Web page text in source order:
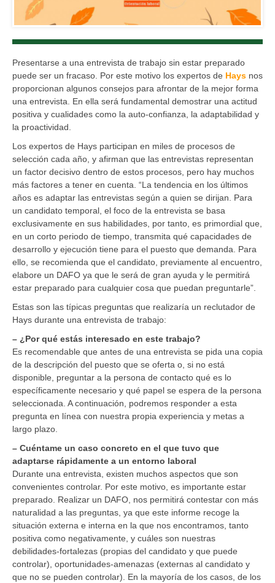
Presentarse a una entrevista de trabajo sin estar preparado
puede ser un fracaso. Por este motivo los expertos de Hays nos
proporcionan algunos consejos para afrontar de la mejor forma
una entrevista. En ella será fundamental demostrar una actitud
positiva y cualidades como la auto-confianza, la adaptabilidad y
la proactividad.
Los expertos de Hays participan en miles de procesos de
selección cada año, y afirman que las entrevistas representan
un factor decisivo dentro de estos procesos, pero hay muchos
más factores a tener en cuenta. “La tendencia en los últimos
años es adaptar las entrevistas según a quien se dirijan. Para
un candidato temporal, el foco de la entrevista se basa
exclusivamente en sus habilidades, por tanto, es primordial que,
en un corto periodo de tiempo, transmita qué capacidades de
desarrollo y ejecución tiene para el puesto que demanda. Para
ello, se recomienda que el candidato, previamente al encuentro,
elabore un DAFO ya que le será de gran ayuda y le permitirá
estar preparado para cualquier cosa que puedan preguntarle”.
Estas son las típicas preguntas que realizaría un reclutador de
Hays durante una entrevista de trabajo:
– ¿Por qué estás interesado en este trabajo?
Es recomendable que antes de una entrevista se pida una copia
de la descripción del puesto que se oferta o, si no está
disponible, preguntar a la persona de contacto qué es lo
específicamente necesario y qué papel se espera de la persona
seleccionada. A continuación, podremos responder a esta
pregunta en línea con nuestra propia experiencia y metas a
largo plazo.
– Cuéntame un caso concreto en el que tuvo que
adaptarse rápidamente a un entorno laboral
Durante una entrevista, existen muchos aspectos que son
convenientes controlar. Por este motivo, es importante estar
preparado. Realizar un DAFO, nos permitirá contestar con más
naturalidad a las preguntas, ya que este informe recoge la
situación externa e interna en la que nos encontramos, tanto
positiva como negativamente, y cuáles son nuestras
debilidades-fortalezas (propias del candidato y que puede
controlar), oportunidades-amenazas (externas al candidato y
que no se pueden controlar). En la mayoría de los casos, de los